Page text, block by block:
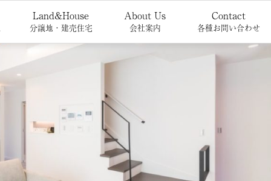
Land&House
分譲地・建売住宅
About Us
会社案内
Contact
各種お問い合わせ